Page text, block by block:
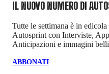
IL NUOVO NUMERO DI
Tutte le settimana è in
Autosprint con Interviste,
Anticipazioni e immagini
ABBONATI